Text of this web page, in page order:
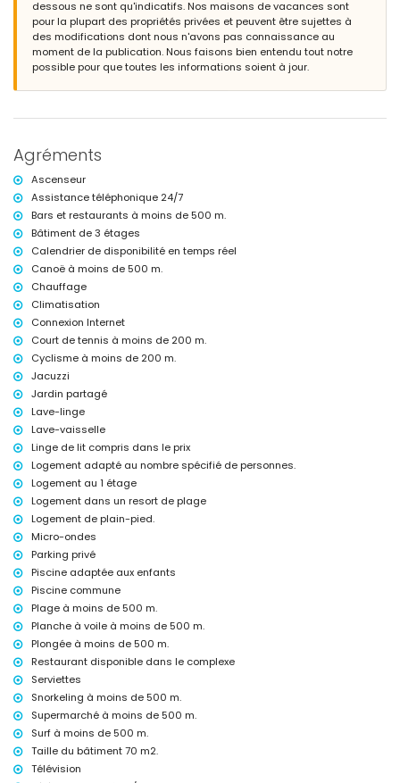
espace repas en extérieur
place de parking privée et fermée
Informations supplémentaires
mètres de l'appartement)
l'appartement)
deuxième aéroport le plus proche : Almería/Murcia (à moins de 100
kilomètres de l'appartement)
transports publics à proximité : bus à moins de 200 mètres et train à
moins de 15 kilomètres
les animaux de compagnie ne sont pas autorisés
Le bâtiment où se trouve le logement dispose d'un ascenseur.
Le logement est très adapté aux familles avec enfants.
Installations et services privés inclus dans le prix de la location
internet (WiFi)
aspirateur, fer à repasser et planche à repasser
linge de lit et serviettes
service d'urgence 24 heures sur 24
Installations et services communs inclus dans le prix de la
location
jacuzzi extérieur
Installations/services communs avec supplément
espace fitness et court de paddle
Divertissements et activités de loisirs pour vos vacances à San
Juan de los Terreros, Andalousie
promenade (à moins de 500 mètres de la maison)
parc aquatique (Agua Vera) (à moins de 10 kilomètres de la maison)
Sites et culture à San Juan de los Terreros, Andalousie
château, ruine, monument et lieu historique (à moins de 5 kilomètres
du logement)
musée et église (à moins de 25 kilomètres du logement)
Sports
tennis, VTT, cyclisme, canoë, plongée, snorkeling, surf et planche à
voile (à moins de 1000 mètres de l'appartement)
golf (Aguilón Golf) (à moins de 5 kilomètres de l'appartement)
Les animaux sont autorisés sur demande (avec accord préalable).
dessous ne sont qu'indicatifs. Nos maisons de vacances sont
pour la plupart des propriétés privées et peuvent être sujettes à
des modifications dont nous n'avons pas connaissance au
moment de la publication. Nous faisons bien entendu tout notre
possible pour que toutes les informations soient à jour.
Agréments
Ascenseur
Assistance téléphonique 24/7
Bars et restaurants à moins de 500 m.
Bâtiment de 3 étages
Calendrier de disponibilité en temps réel
Canoë à moins de 500 m.
Chauffage
Climatisation
Connexion Internet
Court de tennis à moins de 200 m.
Cyclisme à moins de 200 m.
Jacuzzi
Jardin partagé
Lave-linge
Lave-vaisselle
Linge de lit compris dans le prix
Logement adapté au nombre spécifié de personnes.
Logement au 1 étage
Logement dans un resort de plage
Logement de plain-pied.
Micro-ondes
Parking privé
Piscine adaptée aux enfants
Piscine commune
Plage à moins de 500 m.
Planche à voile à moins de 500 m.
Plongée à moins de 500 m.
Restaurant disponible dans le complexe
Serviettes
Snorkeling à moins de 500 m.
Supermarché à moins de 500 m.
Surf à moins de 500 m.
Taille du bâtiment 70 m2.
Télévision